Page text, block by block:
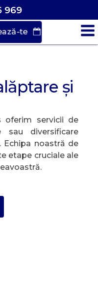
969
te
și
oferim servicii de
sau diversificare
Echipa noastră de
etape cruciale ale